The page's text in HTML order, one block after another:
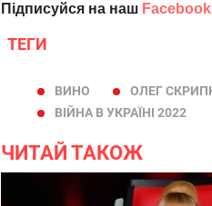
Підписуйся на наш Facebook
ТЕГИ
ВИНО ОЛЕГ
ВІЙНА В УКРАЇНІ 2022
ЧИТАЙ ТАКОЖ